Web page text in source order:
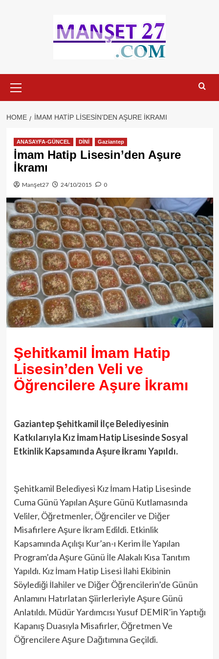
Menu
HOME İMAM HATIP LISESIN’DEN AŞURE İKRAMI
ANASAYFA-GÜNCEL DİNİ Gaziantep
İmam Hatip Lisesin’den Aşure
İkramı
Manşet27 24/10/2015 0
Şehitkamil İmam Hatip
Lisesin’den Veli ve
Öğrencilere Aşure İkramı
Gaziantep Şehitkamil İlçe Belediyesinin
Katkılarıyla Kız İmam Hatip Lisesinde Sosyal
Etkinlik Kapsamında Aşure İkramı Yapıldı.
Şehitkamil Belediyesi Kız İmam Hatip Lisesinde
Cuma Günü Yapılan Aşure Günü Kutlamasında
Veliler, Öğretmenler, Öğrenciler ve Diğer
Misafirlere Aşure İkram Edildi. Etkinlik
Kapsamında Açılışı Kur’an-ı Kerim İle Yapılan
Program’da Aşure Günü İle Alakalı Kısa Tanıtım
Yapıldı. Kız İmam Hatip Lisesi İlahi Ekibinin
Söylediği İlahiler ve Diğer Öğrencilerin’de Günün
Anlamını Hatırlatan Şiirlerleriyle Aşure Günü
Anlatıldı. Müdür Yardımcısı Yusuf DEMİR’in Yaptığı
Kapanış Duasıyla Misafirler, Öğretmen Ve
Öğrencilere Aşure Dağıtımına Geçildi.